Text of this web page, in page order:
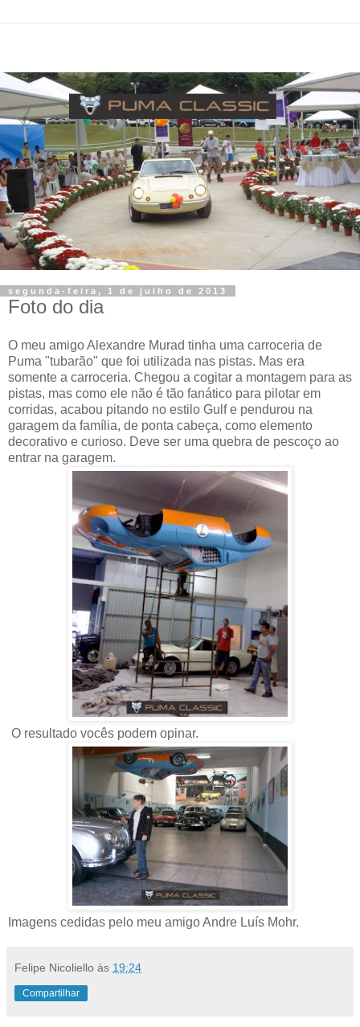
segunda-feira, 1 de julho de 2013
Foto do dia
O meu amigo Alexandre Murad tinha uma carroceria de
Puma "tubarão" que foi utilizada nas pistas. Mas era
somente a carroceria. Chegou a cogitar a montagem para as
pistas, mas como ele não é tão fanático para pilotar em
corridas, acabou pitando no estilo Gulf e pendurou na
garagem da família, de ponta cabeça, como elemento
decorativo e curioso. Deve ser uma quebra de pescoço ao
entrar na garagem.
O resultado vocês podem opinar.
Imagens cedidas pelo meu amigo Andre Luís Mohr.
Felipe Nicoliello às 19:24
Compartilhar